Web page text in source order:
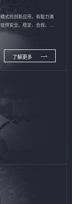
式的创新应用，有能力满
供安全、稳定、合规、持
了解更多